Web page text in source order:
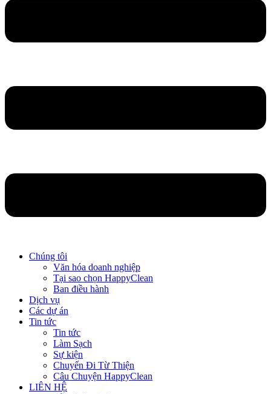
Chúng tôi
Văn hóa doanh nghiệp
Tại sao chọn HappyClean
Ban điều hành
Dịch vụ
Các dự án
Tin tức
Tin tức
Làm Sạch
Sự kiện
Chuyến Đi Từ Thiện
Câu Chuyện HappyClean
LIÊN HỆ